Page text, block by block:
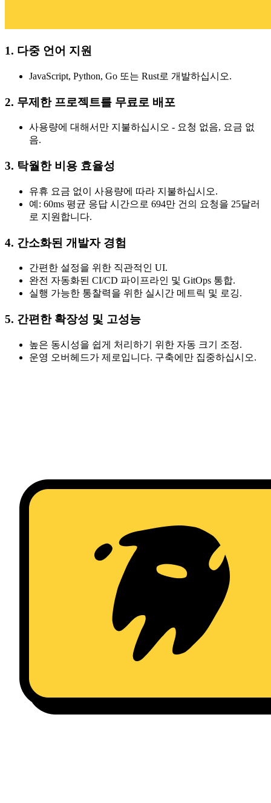
1. 다중 언어 지원
JavaScript, Python, Go 또는 Rust로 개발하십시오.
2. 무제한 프로젝트를 무료로 배포
사용량에 대해서만 지불하십시오 - 요청 없음, 요금 없
음.
3. 탁월한 비용 효율성
유휴 요금 없이 사용량에 따라 지불하십시오.
예: 60ms 평균 응답 시간으로 694만 건의 요청을 25달러
로 지원합니다.
4. 간소화된 개발자 경험
간편한 설정을 위한 직관적인 UI.
완전 자동화된 CI/CD 파이프라인 및 GitOps 통합.
실행 가능한 통찰력을 위한 실시간 메트릭 및 로깅.
5. 간편한 확장성 및 고성능
높은 동시성을 쉽게 처리하기 위한 자동 크기 조정.
운영 오버헤드가 제로입니다. 구축에만 집중하십시오.